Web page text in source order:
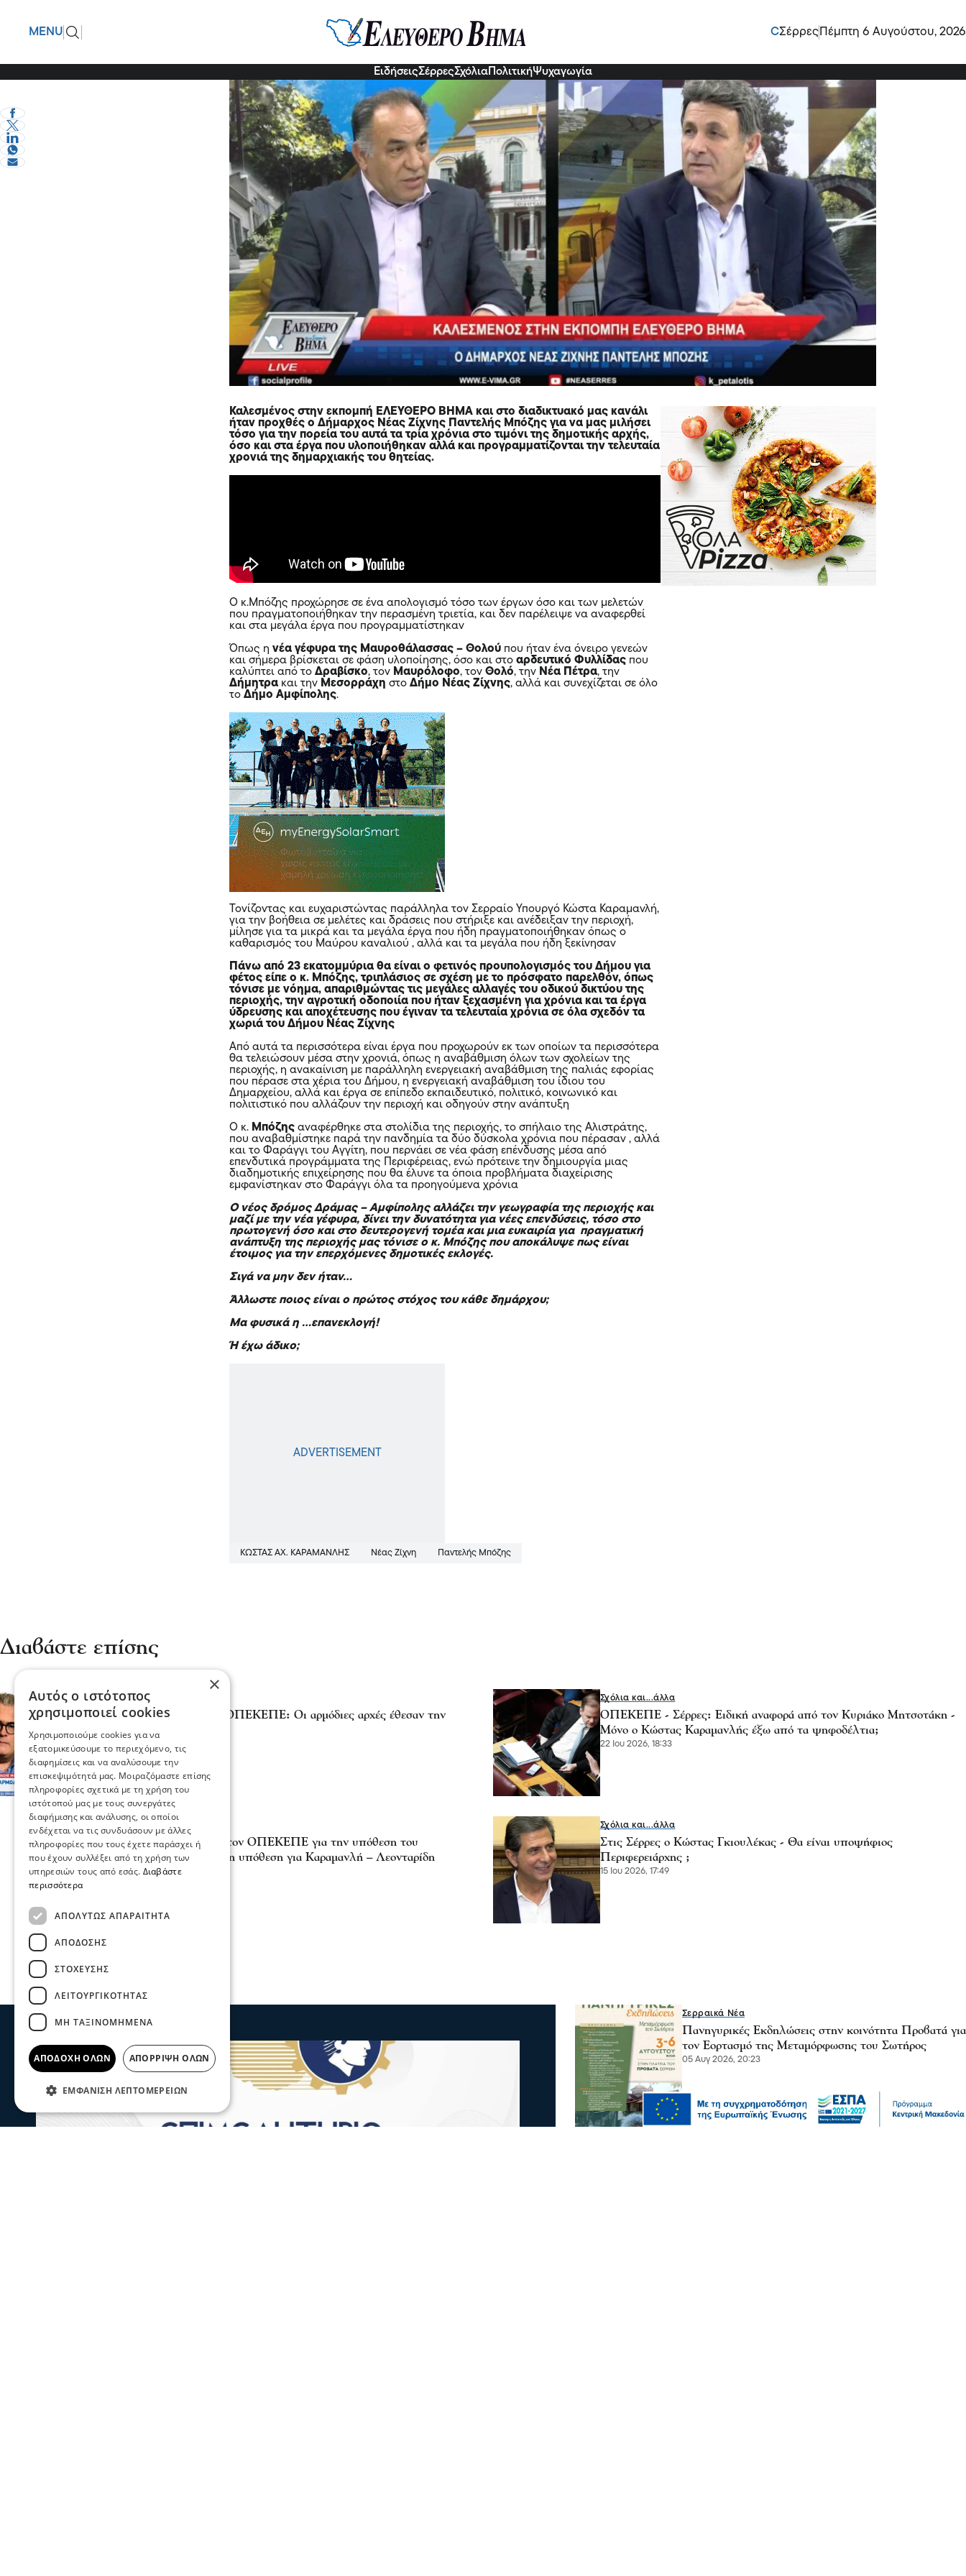
MENU CΣέρρες Πέμπτη 6 Αυγούστου, 2026
ΕιδήσειςΣέρρεςΣχόλια ΠολιτικήΨυχαγωγία
Ο Παντελής Μπόζης για το Δήμο Νέας Ζίχνης: 23 εκατομμύρια ο
φετινός προϋπολογισμός!
eVima Serres Team19 Νοε 2022, 10:17
Καλεσμένος στηνεκπομπή ΕΛΕΥΘΕΡΟ ΒΗΜΑκαι στο διαδικτυακό μας κανάλι
ήταν προχθές ο Δήμαρχος Νέας Ζίχνης Παντελής Μπόζηςγια να μας μιλήσει
τόσο για την πορεία του αυτά τα τρία χρόνια στο τιμόνι της δημοτικής αρχής,
όσο και στα έργα που υλοποιήθηκαν αλλά και προγραμματίζονται την τελευταία
χρονιά της δημαρχιακής του θητείας.
Ο κ.Μπόζης προχώρησε σε ένα απολογισμό τόσο των έργων όσο και των μελετών
που πραγματοποιήθηκαν την περασμένη τριετία, και δεν παρέλειψε να αναφερθεί
και στα μεγάλα έργα που προγραμματίστηκαν
Όπως ηνέα γέφυρα της Μαυροθάλασσας – Θολού που ήταν ένα όνειρο γενεών
και σήμερα βρίσκεται σε φάση υλοποίησης, όσο και στοαρδευτικό Φυλλίδας που
καλύπτει από τοΔραβίσκο, τον Μαυρόλοφο, τονΘολό, την Νέα Πέτρα, την
Δήμητρα και την Μεσορράχηστο Δήμο Νέας Ζίχνης, αλλά και συνεχίζεται σε όλο
τοΔήμο Αμφίπολης.
Τονίζοντας και ευχαριστώντας παράλληλα τον Σερραίο Υπουργό Κώστα Καραμανλή,
για την βοήθεια σε μελέτες και δράσεις που στήριξε και ανέδειξαν την περιοχή,
μίλησε για τα μικρά και τα μεγάλα έργα που ήδη πραγματοποιήθηκαν όπως ο
καθαρισμός του Μαύρου καναλιού , αλλά και τα μεγάλα που ήδη ξεκίνησαν
Πάνω από 23 εκατομμύρια θα είναι ο φετινός προυπολογισμός του Δήμου για
φέτος είπε ο κ. Μπόζης, τριπλάσιος σε σχέση με το πρόσφατο παρελθόν, όπως
τόνισε με νόημα, απαριθμώντας τις μεγάλες αλλαγές του οδικού δικτύου της
περιοχής, την αγροτική οδοποιία που ήταν ξεχασμένη για χρόνια και τα έργα
ύδρευσης και αποχέτευσης που έγιναν τα τελευταία χρόνια σε όλα σχεδόν τα
χωριά του Δήμου Νέας Ζίχνης
Από αυτά τα περισσότερα είναι έργα που προχωρούν εκ των οποίων τα περισσότερα
θα τελειώσουν μέσα στην χρονιά, όπως η αναβάθμιση όλων των σχολείων της
περιοχής, η ανακαίνιση με παράλληλη ενεργειακή αναβάθμιση της παλιάς εφορίας
που πέρασε στα χέρια του Δήμου, η ενεργειακή αναβάθμιση του ίδιου του
Δημαρχείου, αλλά και έργα σε επίπεδο εκπαιδευτικό, πολιτικό, κοινωνικό και
πολιτιστικό που αλλάζουν την περιοχή και οδηγούν στην ανάπτυξη
Ο κ. Μπόζηςαναφέρθηκε στα στολίδια της περιοχής, το σπήλαιο της Αλιστράτης,
που αναβαθμίστηκε παρά την πανδημία τα δύο δύσκολα χρόνια που πέρασαν , αλλά
και το Φαράγγι του Αγγίτη, που περνάει σε νέα φάση επένδυσης μέσα από
επενδυτικά προγράμματα της Περιφέρειας, ενώ πρότεινε την δημιουργία μιας
διαδημοτικής επιχείρησης που θα έλυνε τα όποια προβλήματα διαχείρισης
εμφανίστηκαν στο Φαράγγι όλα τα προηγούμενα χρόνια
Ο νέος δρόμοςΔράμας –Αμφίπολης αλλάζει την γεωγραφία της περιοχής και
μαζί με την νέα γέφυρα, δίνει την δυνατότητα για νέες επενδύσεις, τόσο στο
πρωτογενή όσο και στο δευτερογενή τομέα και μια ευκαιρία για πραγματική
ανάπτυξη της περιοχής μας τόνισε ο κ. Μπόζης που αποκάλυψε πως είναι
έτοιμος για την επερχόμενες δημοτικές εκλογές.
Σιγά να μην δεν ήταν…
Άλλωστε ποιος είναι ο πρώτος στόχος του κάθε δημάρχου;
Μα φυσικά η …επανεκλογή!
Ή έχω άδικο;
ΚΩΣΤΑΣ ΑΧ. ΚΑΡΑΜΑΝΛΗΣ Νέας Ζίχνη Παντελής Μπόζης
Διαβάστε επίσης
Σχόλια και...άλλα
Θανάσης Μαλλιαράς - ΟΠΕΚΕΠΕ: Οι αρμόδιες αρχές έθεσαν την
υπόθεση στο αρχείο
23 Ιου 2026, 22:17
Σχόλια και...άλλα
ΟΠΕΚΕΠΕ - Σέρρες: Ειδική αναφορά από τον Κυριάκο Μητσοτάκη -
Μόνο ο Κώστας Καραμανλής έξω από τα ψηφοδέλτια;
22 Ιου 2026, 18:33
Πολιτική
22 κατηγορούμενοι για τον ΟΠΕΚΕΠΕ για την υπόθεση του
ΟΠΕΚΕΠΕ στο αρχείο η υπόθεση για Καραμανλή – Λεονταρίδη
17 Ιου 2026, 18:01
Σχόλια και...άλλα
Στις Σέρρες ο Κώστας Γκιουλέκας - Θα είναι υποψήφιος
Περιφερειάρχης ;
15 Ιου 2026, 17:49
Σερραικά Νέα
Πανηγυρικές Εκδηλώσεις στην κοινότητα Προβατά για
τον Εορτασμό της Μεταμόρφωσης του Σωτήρος
05 Αυγ 2026, 20:23
Επικαιρότητα
×
Αυτός ο ιστότοπος
χρησιμοποιεί cookies
Χρησιμοποιούμε cookies για να
εξατομικεύσουμε το περιεχόμενο, τις
διαφημίσεις και να αναλύσουμε την
επισκεψιμότητά μας. Μοιραζόμαστε επίσης
πληροφορίες σχετικά με τη χρήση του
ιστότοπού μας με τους συνεργάτες
διαφήμισης και ανάλυσης, οι οποίοι
ενδέχεται να τις συνδυάσουν με άλλες
πληροφορίες που τους έχετε παράσχει ή
που έχουν συλλέξει από τη χρήση των
υπηρεσιών τους από εσάς. Διαβάστε
περισσότερα
ΑΠΟΛΎΤΩΣ ΑΠΑΡΑΊΤΗΤΑ
ΑΠΌΔΟΣΗΣ
ΣΤΌΧΕΥΣΗΣ
ΛΕΙΤΟΥΡΓΙΚΌΤΗΤΑΣ
ΜΗ ΤΑΞΙΝΟΜΗΜΈΝΑ
ΑΠΟΔΟΧΉ ΌΛΩΝ ΑΠΌΡΡΙΨΗ ΌΛΩΝ
ΕΜΦΆΝΙΣΗ ΛΕΠΤΟΜΕΡΕΙΏΝ